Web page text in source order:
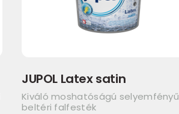
JUPOL Latex satin
Kiváló moshatóságú selyemfényű
beltéri falfesték